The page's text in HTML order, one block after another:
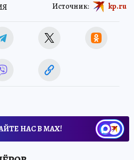
Источник: kp.ru
НАС В МАХ!